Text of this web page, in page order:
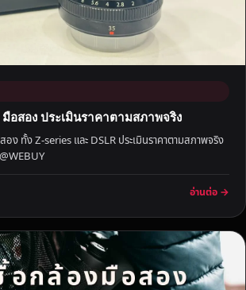
อสอง ประเมินราคาตามสภาพจริง
ทั้ง Z-series และ DSLR ประเมินราคาตามสภาพจริง
อ่านต่อ →